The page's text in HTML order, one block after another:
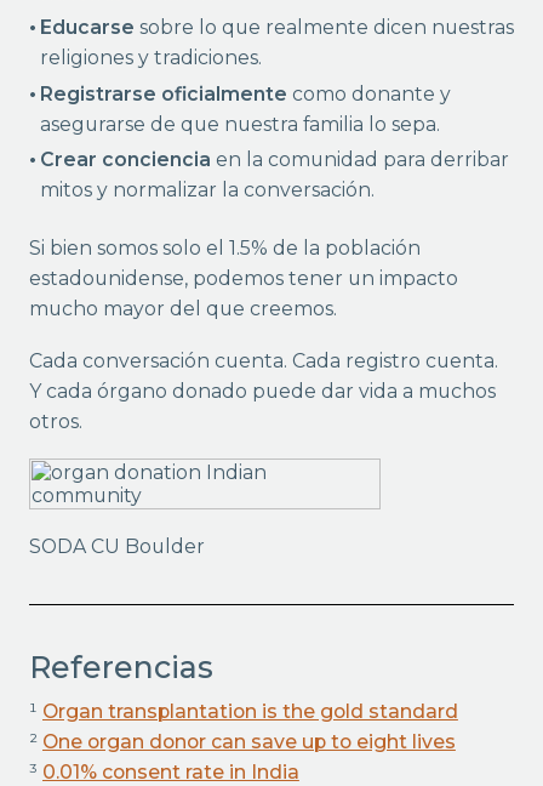
Educarse sobre lo que realmente dicen nuestras
religiones y tradiciones.
Registrarse oficialmente como donante y
asegurarse de que nuestra familia lo sepa.
Crear conciencia en la comunidad para derribar
mitos y normalizar la conversación.
Si bien somos solo el 1.5% de la población
estadounidense, podemos tener un impacto
mucho mayor del que creemos.
Cada conversación cuenta. Cada registro cuenta.
Y cada órgano donado puede dar vida a muchos
otros.
SODA CU Boulder
Referencias
¹ Organ transplantation is the gold standard
² One organ donor can save up to eight lives
³ 0.01% consent rate in India